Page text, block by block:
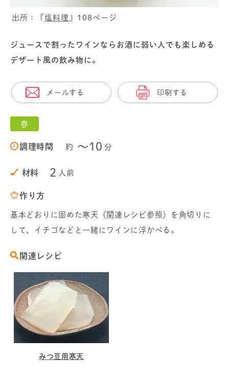
出所：『塩料理 』108ページ
ジュースで割ったワインならお酒に弱い人でも楽しめる
デザート風の飲み物に。
メールする 印刷する
春
調理時間 約 〜10 分
材料 2 人前
作り方
基本どおりに固めた寒天（関連レシピ参照）を角切りに
して、イチゴなどと一緒にワインに浮かべる。
関連レシピ
みつ豆用寒天